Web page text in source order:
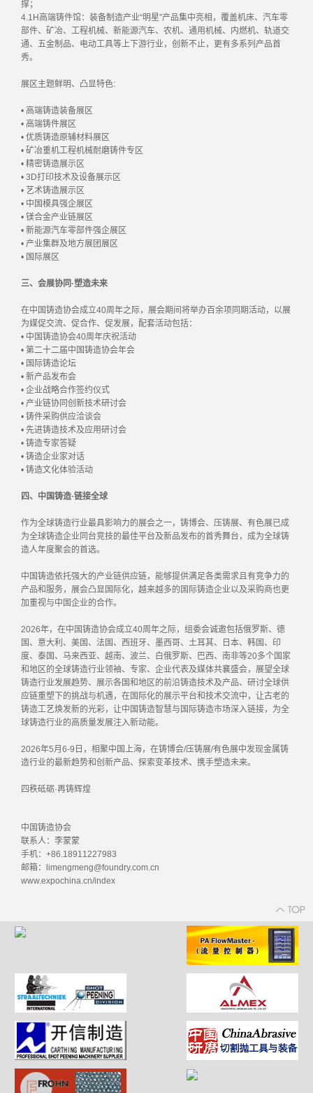
撑；
4.1H高端铸件馆：装备制造产业“明星”产品集中亮相，覆盖机床、汽车零
部件、矿冶、工程机械、新能源汽车、农机、通用机械、内燃机、轨道交
通、五金制品、电动工具等上下游行业，创新不止，更有多系列产品首
秀。
展区主题鲜明、凸显特色:
• 高端铸造装备展区
• 高端铸件展区
• 优质铸造原辅材料展区
• 矿冶重机工程机械耐磨铸件专区
• 精密铸造展示区
• 3D打印技术及设备展示区
• 艺术铸造展示区
• 中国模具强企展区
• 镁合金产业链展区
• 新能源汽车零部件强企展区
• 产业集群及地方展团展区
• 国际展区
三、会展协同·塑造未来
在中国铸造协会成立40周年之际，展会期间将举办百余项同期活动，以展
为媒促交流、促合作、促发展，配套活动包括：
• 中国铸造协会40周年庆祝活动
• 第二十二届中国铸造协会年会
• 国际铸造论坛
• 新产品发布会
• 企业战略合作签约仪式
• 产业链协同创新技术研讨会
• 铸件采购供应洽谈会
• 先进铸造技术及应用研讨会
• 铸造专家答疑
• 铸造企业家对话
• 铸造文化体验活动
四、中国铸造·链接全球
作为全球铸造行业最具影响力的展会之一，铸博会、压铸展、有色展已成
为全球铸造企业同台竞技的最佳平台及新品发布的首秀舞台，成为全球铸
造人年度聚会的首选。
中国铸造依托强大的产业链供应链，能够提供满足各类需求且有竞争力的
产品和服务，展会凸显国际化，越来越多的国际铸造企业以及采购商也更
加重视与中国企业的合作。
2026年，在中国铸造协会成立40周年之际，组委会诚邀包括俄罗斯、德
国、意大利、美国、法国、西班牙、墨西哥、土耳其、日本、韩国、印
度、泰国、马来西亚、越南、波兰、白俄罗斯、巴西、南非等20多个国家
和地区的全球铸造行业领袖、专家、企业代表及媒体共襄盛会，展望全球
铸造行业发展趋势、展示各国和地区的前沿铸造技术及产品、研讨全球供
应链重塑下的挑战与机遇，在国际化的展示平台和技术交流中，让古老的
铸造工艺焕发新的光彩，让中国铸造智慧与国际铸造市场深入链接，为全
球铸造行业的高质量发展注入新动能。
2026年5月6-9日，相聚中国上海，在铸博会/压铸展/有色展中发现金属铸
造行业的最新趋势和创新产品、探索变革技术、携手塑造未来。
四秩砥砺·再铸辉煌
中国铸造协会
联系人：李蒙蒙
手机：+86.18911227983
邮箱：limengmeng@foundry.com.cn
www.expochina.cn/index